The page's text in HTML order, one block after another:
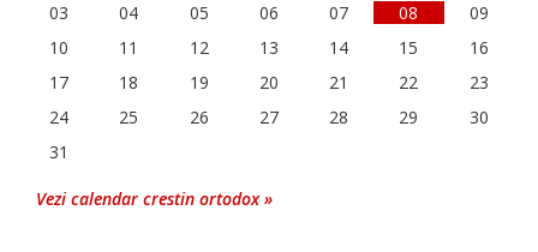
03
04 05 06 07 08
09
10
11 12 13 14 15
16
17
18 19 20 21 22
23
24
25 26 27 28 29
30
31
Vezi calendar crestin ortodox »